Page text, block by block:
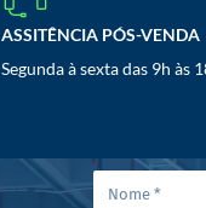
ASSITÊNCIA PÓS-VENDA
Segunda à sexta das 9h às